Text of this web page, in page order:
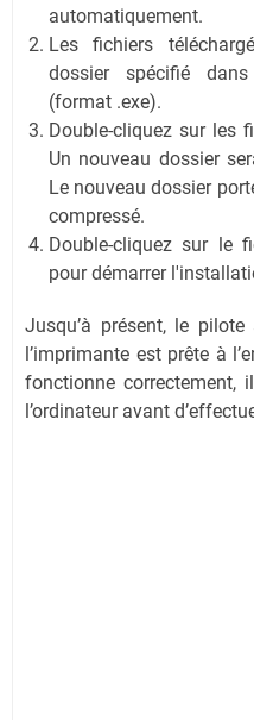
automatiquement.
Les fichiers
dossier spécifié
(format .exe).
Double-cliquez sur les
Un nouveau dossier
Le nouveau dossier
compressé.
Double-cliquez sur le
pour démarrer
Jusqu’à présent, le
l’imprimante est prête à
fonctionne correctement,
l’ordinateur avant